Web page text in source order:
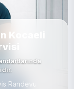
Kocaeli
Randevu